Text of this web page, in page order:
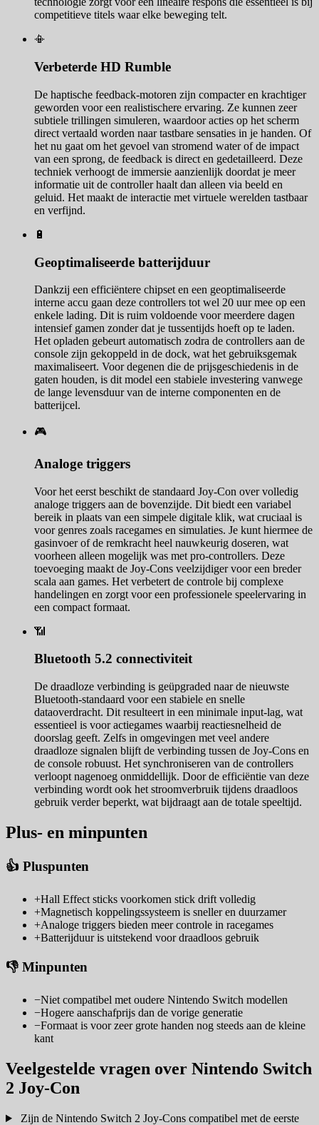
competitieve titels waar elke beweging telt.
📳
Verbeterde HD Rumble
De haptische feedback-motoren zijn compacter en krachtiger
geworden voor een realistischere ervaring. Ze kunnen zeer
subtiele trillingen simuleren, waardoor acties op het scherm
direct vertaald worden naar tastbare sensaties in je handen. Of
het nu gaat om het gevoel van stromend water of de impact
van een sprong, de feedback is direct en gedetailleerd. Deze
techniek verhoogt de immersie aanzienlijk doordat je meer
informatie uit de controller haalt dan alleen via beeld en
geluid. Het maakt de interactie met virtuele werelden tastbaar
en verfijnd.
🔋
Geoptimaliseerde batterijduur
Dankzij een efficiëntere chipset en een geoptimaliseerde
interne accu gaan deze controllers tot wel 20 uur mee op een
enkele lading. Dit is ruim voldoende voor meerdere dagen
intensief gamen zonder dat je tussentijds hoeft op te laden.
Het opladen gebeurt automatisch zodra de controllers aan de
console zijn gekoppeld in de dock, wat het gebruiksgemak
maximaliseert. Voor degenen die de prijsgeschiedenis in de
gaten houden, is dit model een stabiele investering vanwege
de lange levensduur van de interne componenten en de
batterijcel.
🎮
Analoge triggers
Voor het eerst beschikt de standaard Joy-Con over volledig
analoge triggers aan de bovenzijde. Dit biedt een variabel
bereik in plaats van een simpele digitale klik, wat cruciaal is
voor genres zoals racegames en simulaties. Je kunt hiermee de
gasinvoer of de remkracht heel nauwkeurig doseren, wat
voorheen alleen mogelijk was met pro-controllers. Deze
toevoeging maakt de Joy-Cons veelzijdiger voor een breder
scala aan games. Het verbetert de controle bij complexe
handelingen en zorgt voor een professionele speelervaring in
een compact formaat.
📶
Bluetooth 5.2 connectiviteit
De draadloze verbinding is geüpgraded naar de nieuwste
Bluetooth-standaard voor een stabiele en snelle
dataoverdracht. Dit resulteert in een minimale input-lag, wat
essentieel is voor actiegames waarbij reactiesnelheid de
doorslag geeft. Zelfs in omgevingen met veel andere
draadloze signalen blijft de verbinding tussen de Joy-Cons en
de console robuust. Het synchroniseren van de controllers
verloopt nagenoeg onmiddellijk. Door de efficiëntie van deze
verbinding wordt ook het stroomverbruik tijdens draadloos
gebruik verder beperkt, wat bijdraagt aan de totale speeltijd.
Plus- en minpunten
👍 Pluspunten
+Hall Effect sticks voorkomen stick drift volledig
+Magnetisch koppelingssysteem is sneller en duurzamer
+Analoge triggers bieden meer controle in racegames
+Batterijduur is uitstekend voor draadloos gebruik
👎 Minpunten
−Niet compatibel met oudere Nintendo Switch modellen
−Hogere aanschafprijs dan de vorige generatie
−Formaat is voor zeer grote handen nog steeds aan de kleine
kant
Veelgestelde vragen over Nintendo Switch
2 Joy-Con
Zijn de Nintendo Switch 2 Joy-Cons compatibel met de eerste